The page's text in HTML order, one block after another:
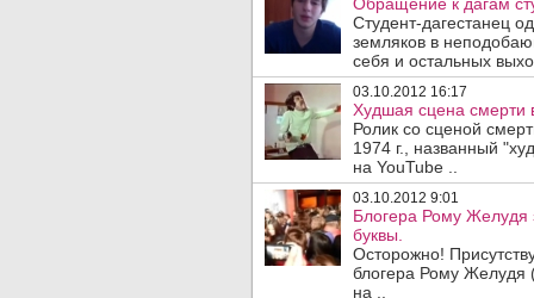
Студент-дагестанец
земляков в
себя и остальных
03.10.2012 16:17
Худшая сцена смерти
Ролик со сценой
1974 г., названный
на YouTube ..
03.10.2012 9:01
Блогера Рому Желудя
буквы.
Осторожно!
блогера Рому Желудя
на ..